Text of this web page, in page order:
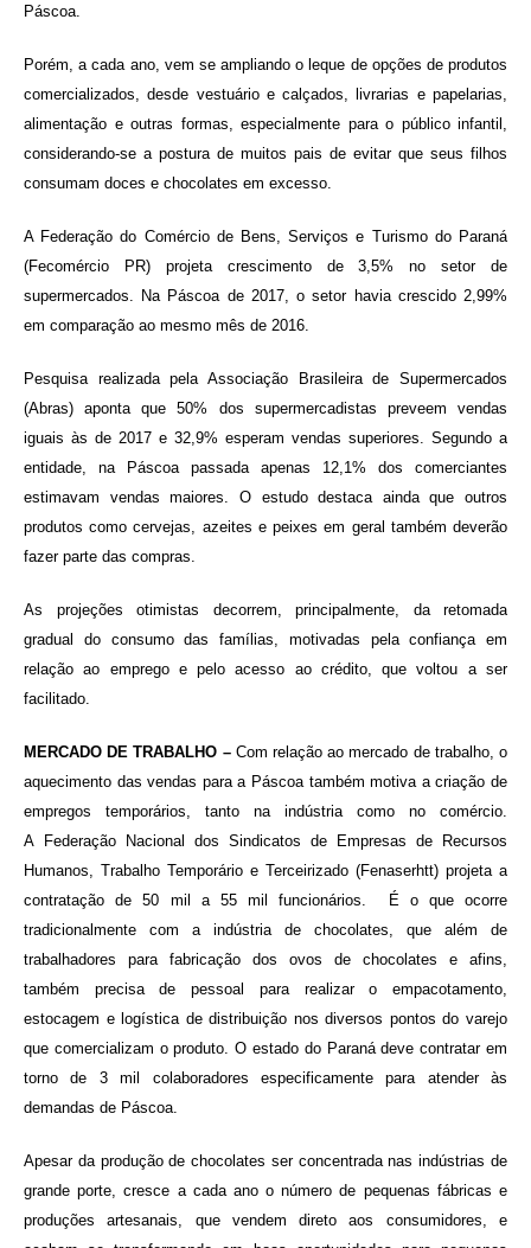
Páscoa.
Porém, a cada ano, vem se ampliando o leque de opções de produtos
comercializados, desde vestuário e calçados, livrarias e papelarias,
alimentação e outras formas, especialmente para o público infantil,
considerando-se a postura de muitos pais de evitar que seus filhos
consumam doces e chocolates em excesso.
A Federação do Comércio de Bens, Serviços e Turismo do Paraná
(Fecomércio PR) projeta crescimento de 3,5% no setor de
supermercados. Na Páscoa de 2017, o setor havia crescido 2,99%
em comparação ao mesmo mês de 2016.
Pesquisa realizada pela Associação Brasileira de Supermercados
(Abras) aponta que 50% dos supermercadistas preveem vendas
iguais às de 2017 e 32,9% esperam vendas superiores. Segundo a
entidade, na Páscoa passada apenas 12,1% dos comerciantes
estimavam vendas maiores. O estudo destaca ainda que outros
produtos como cervejas, azeites e peixes em geral também deverão
fazer parte das compras.
As projeções otimistas decorrem, principalmente, da retomada
gradual do consumo das famílias, motivadas pela confiança em
relação ao emprego e pelo acesso ao crédito, que voltou a ser
facilitado.
MERCADO DE TRABALHO – Com relação ao mercado de trabalho, o
aquecimento das vendas para a Páscoa também motiva a criação de
empregos temporários, tanto na indústria como no comércio.
A Federação Nacional dos Sindicatos de Empresas de Recursos
Humanos, Trabalho Temporário e Terceirizado (Fenaserhtt) projeta a
contratação de 50 mil a 55 mil funcionários. É o que ocorre
tradicionalmente com a indústria de chocolates, que além de
trabalhadores para fabricação dos ovos de chocolates e afins,
também precisa de pessoal para realizar o empacotamento,
estocagem e logística de distribuição nos diversos pontos do varejo
que comercializam o produto. O estado do Paraná deve contratar em
torno de 3 mil colaboradores especificamente para atender às
demandas de Páscoa.
Apesar da produção de chocolates ser concentrada nas indústrias de
grande porte, cresce a cada ano o número de pequenas fábricas e
produções artesanais, que vendem direto aos consumidores, e